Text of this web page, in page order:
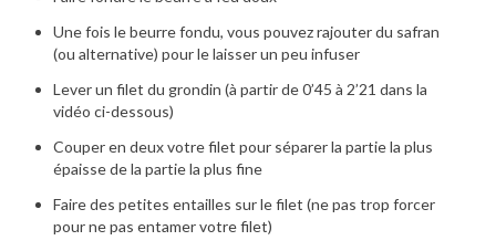
Une fois le beurre fondu, vous pouvez rajouter du safran
(ou alternative) pour le laisser un peu infuser
Lever un filet du grondin (à partir de 0’45 à 2’21 dans la
vidéo ci-dessous)
Couper en deux votre filet pour séparer la partie la plus
épaisse de la partie la plus fine
Faire des petites entailles sur le filet (ne pas trop forcer
pour ne pas entamer votre filet)